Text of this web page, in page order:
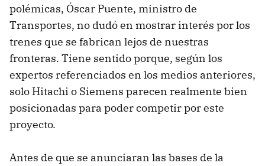
polémicas, Óscar Puente, ministro de
Transportes, no dudó en mostrar interés por los
trenes que se fabrican lejos de nuestras
fronteras. Tiene sentido porque, según los
expertos referenciados en los medios anteriores,
solo Hitachi o Siemens parecen realmente bien
posicionadas para poder competir por este
proyecto.
Antes de que se anunciaran las bases de la